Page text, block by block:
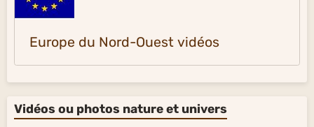
Europe du Nord-Ouest vidéos
Vidéos ou photos nature et univers